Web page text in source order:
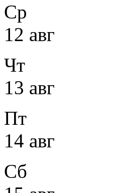
Ср
12 авг
Чт
13 авг
Пт
14 авг
Сб